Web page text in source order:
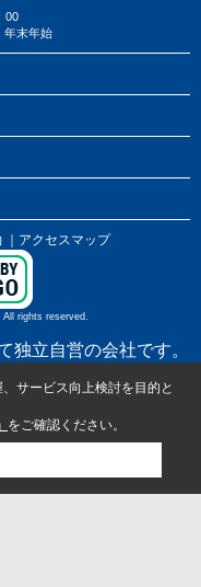
00
年末年始
｜アクセスマップ
rights reserved.
独立自営の会社です。
サービス向上検討を目的と
をご確認ください。